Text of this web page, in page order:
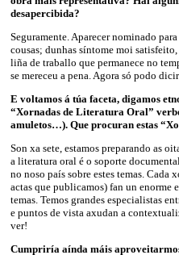
desapercibida?
Seguramente. Aparecer nominado
cousas; dunhas síntome moi
liña de traballo que permanece no
se mereceu a pena. Agora só podo
E voltamos á túa faceta, digamos
“Xornadas de Literatura Oral”
amuletos…). Que procuran estas
Son xa sete, estamos preparando as
a literatura oral é o soporte
no noso país sobre estes temas. Cada
actas que publicamos) fan un enorme
temas. Temos grandes especialistas
e puntos de vista axudan a
ver!
Cumpriría aínda máis